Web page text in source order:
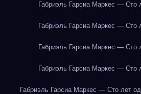
Габриэль Гарсиа Маркес — Сто
Габриэль Гарсиа Маркес — Сто
Габриэль Гарсиа Маркес — Сто
Габриэль Гарсиа Маркес — Сто
Габриэль Гарсиа Маркес — Сто лет